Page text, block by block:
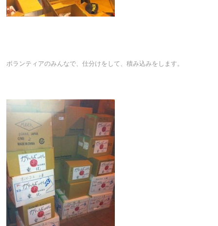
ボランティアのみんなで、仕分けをして、積み込みをします。